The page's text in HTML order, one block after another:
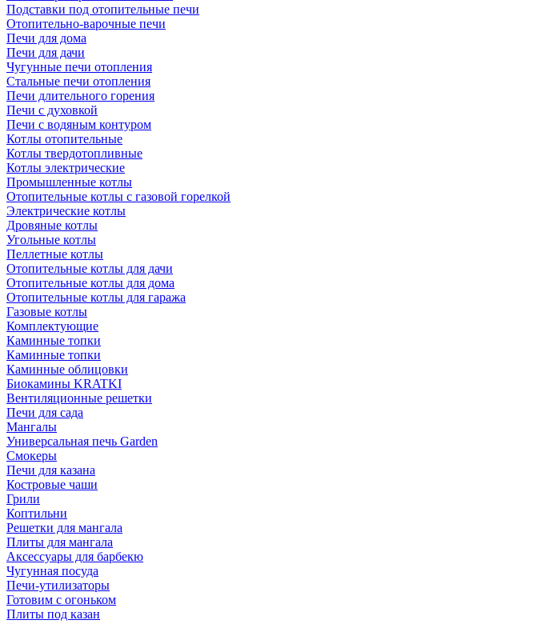
Подставки под отопительные печи
Отопительно-варочные печи
Печи для дома
Печи для дачи
Чугунные печи отопления
Стальные печи отопления
Печи длительного горения
Печи с духовкой
Печи с водяным контуром
Котлы отопительные
Котлы твердотопливные
Котлы электрические
Промышленные котлы
Отопительные котлы с газовой горелкой
Электрические котлы
Дровяные котлы
Угольные котлы
Пеллетные котлы
Отопительные котлы для дачи
Отопительные котлы для дома
Отопительные котлы для гаража
Газовые котлы
Комплектующие
Каминные топки
Каминные топки
Каминные облицовки
Биокамины KRATKI
Вентиляционные решетки
Печи для сада
Мангалы
Универсальная печь Garden
Смокеры
Печи для казана
Костровые чаши
Грили
Коптильни
Решетки для мангала
Плиты для мангала
Аксессуары для барбекю
Чугунная посуда
Печи-утилизаторы
Готовим с огоньком
Плиты под казан